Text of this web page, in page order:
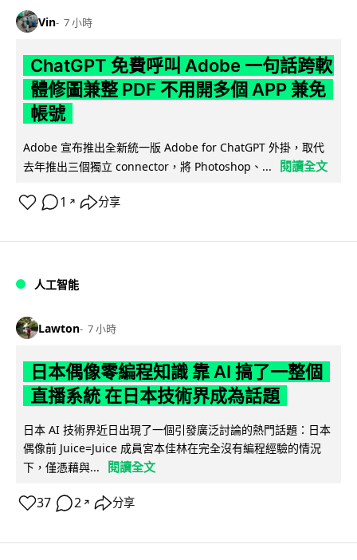
Vin 7 小時
ChatGPT 免費呼叫 Adobe 一句話跨軟
體修圖兼整 PDF 不用開多個 APP 兼免
帳號
Adobe 宣布推出全新統一版 Adobe for ChatGPT 外掛，取代
去年推出三個獨立 connector，將 Photoshop、...
閱讀全文
1 ↗ 分享
人工智能
Lawton 7 小時
日本偶像零編程知識 靠 AI 搞了一整個
直播系統 在日本技術界成為話題
日本 AI 技術界近日出現了一個引發廣泛討論的熱門話題：日本
偶像前 Juice=Juice 成員宮本佳林在完全沒有編程經驗的情況
下，僅憑藉與...
閱讀全文
37 2 ↗ 分享